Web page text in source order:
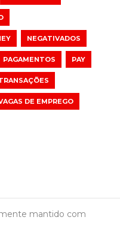
NEGATIVADOS
PAGAMENTOS PAY
DE EMPREGO
mantido com